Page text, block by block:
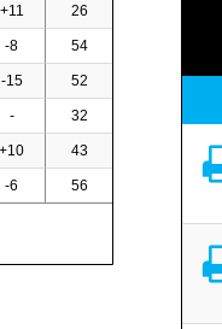
+11 26
-8 54
-15 52
- 32
+10 43
-6 56